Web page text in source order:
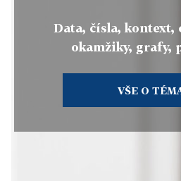
Data, čísla, kontext,
okamžiky, grafy,
VŠE O